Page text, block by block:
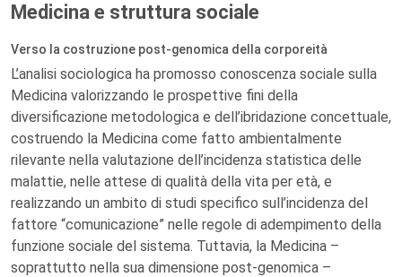
Medicina e struttura sociale
Verso la costruzione post-genomica della corporeità
L’analisi sociologica ha promosso conoscenza sociale sulla
Medicina valorizzando le prospettive fini della
diversificazione metodologica e dell’ibridazione concettuale,
costruendo la Medicina come fatto ambientalmente
rilevante nella valutazione dell’incidenza statistica delle
malattie, nelle attese di qualità della vita per età, e
realizzando un ambito di studi specifico sull’incidenza del
fattore “comunicazione” nelle regole di adempimento della
funzione sociale del sistema. Tuttavia, la Medicina –
soprattutto nella sua dimensione post-genomica –